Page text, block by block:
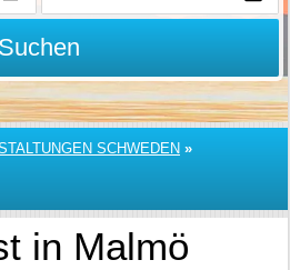
Suchen
SCHWEDEN »
in Malmö